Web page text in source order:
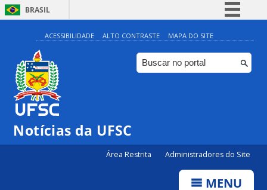
BRASIL
Simplifique!
Comunica BR
Participe
ACESSIBILIDADE ALTO CONTRASTE MAPA DO SITE
Notícias da UFSC
Área Restrita Administradores do Site
MENU